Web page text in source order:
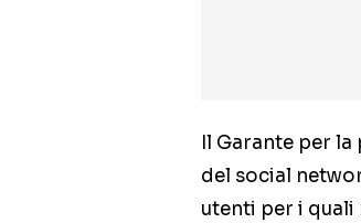
Il Garante per
del social
utenti per i quali